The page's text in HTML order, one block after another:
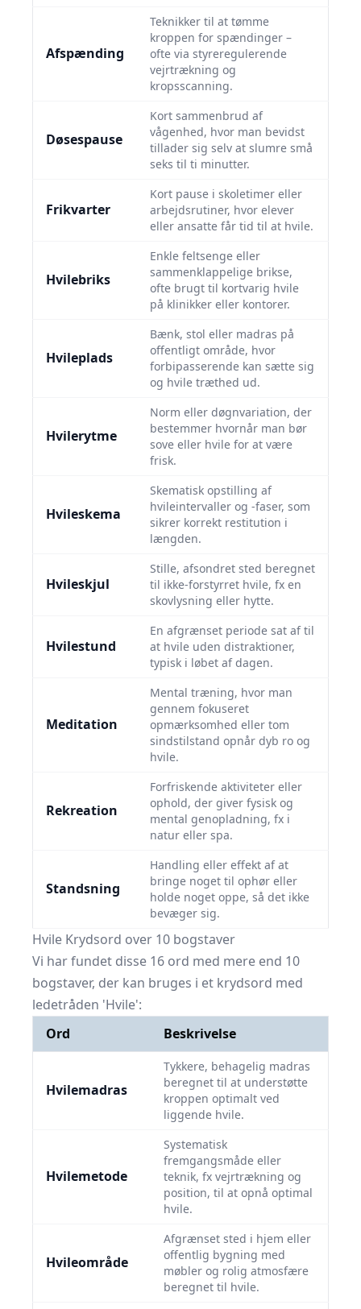
Afspænding
Teknikker til at tømme
kroppen for spændinger –
ofte via styreregulerende
vejrtrækning og
kropsscanning.
Døsespause
Kort sammenbrud af
vågenhed, hvor man bevidst
tillader sig selv at slumre små
seks til ti minutter.
Frikvarter
Kort pause i skoletimer eller
arbejdsrutiner, hvor elever
eller ansatte får tid til at hvile.
Hvilebriks
Enkle feltsenge eller
sammenklappelige brikse,
ofte brugt til kortvarig hvile
på klinikker eller kontorer.
Hvileplads
Bænk, stol eller madras på
offentligt område, hvor
forbipasserende kan sætte sig
og hvile træthed ud.
Hvilerytme
Norm eller døgnvariation, der
bestemmer hvornår man bør
sove eller hvile for at være
frisk.
Hvileskema
Skematisk opstilling af
hvileintervaller og -faser, som
sikrer korrekt restitution i
længden.
Hvileskjul
Stille, afsondret sted beregnet
til ikke-forstyrret hvile, fx en
skovlysning eller hytte.
Hvilestund
En afgrænset periode sat af til
at hvile uden distraktioner,
typisk i løbet af dagen.
Meditation
Mental træning, hvor man
gennem fokuseret
opmærksomhed eller tom
sindstilstand opnår dyb ro og
hvile.
Rekreation
Forfriskende aktiviteter eller
ophold, der giver fysisk og
mental genopladning, fx i
natur eller spa.
Standsning
Handling eller effekt af at
bringe noget til ophør eller
holde noget oppe, så det ikke
bevæger sig.
Hvile Krydsord over 10 bogstaver
Vi har fundet disse 16 ord med mere end 10
bogstaver, der kan bruges i et krydsord med
ledetråden 'Hvile':
Ord
Beskrivelse
Hvilemadras
Tykkere, behagelig madras
beregnet til at understøtte
kroppen optimalt ved
liggende hvile.
Hvilemetode
Systematisk
fremgangsmåde eller
teknik, fx vejrtrækning og
position, til at opnå optimal
hvile.
Hvileområde
Afgrænset sted i hjem eller
offentlig bygning med
møbler og rolig atmosfære
beregnet til hvile.